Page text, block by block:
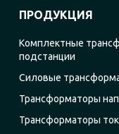
ПРОДУКЦИЯ
Комплектные
подстанции
Силовые
Трансформаторы
Трансформаторы